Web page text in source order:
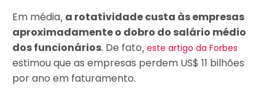
Em média, a rotatividade custa às empresas
aproximadamente o dobro do salário médio
dos funcionários. De fato, este artigo da Forbes
estimou que as empresas perdem US$ 11 bilhões
por ano em faturamento.